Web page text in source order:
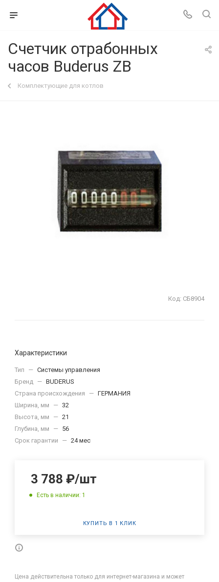
Счетчик отрабонных
часов Buderus ZB
Комплектующие для котлов
Код: СБ8904
Характеристики
Тип — Системы управления
Бренд — BUDERUS
Страна происхождения
— ГЕРМАНИЯ
Ширина, мм
— 32
Высота, мм
— 21
Глубина, мм
— 56
Срок гарантии
— 24 мес
3 788 ₽/шт
Есть в наличии: 1
КУПИТЬ В 1 КЛИК
Цена действительна только для интернет-магазина и может